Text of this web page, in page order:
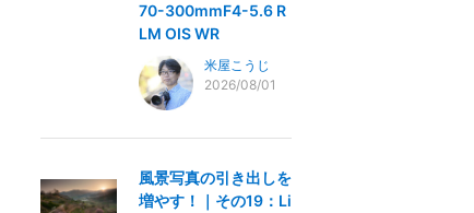
70-300mmF4-5.6 R
LM OIS WR
米屋こうじ
2026/08/01
風景写真の引き出しを
増やす！｜その19：Li